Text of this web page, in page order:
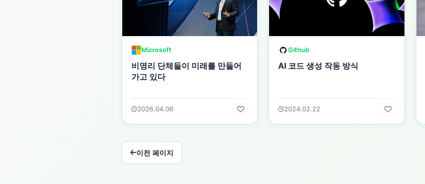
Microsoft
비영리 단체들이 미래를 만들어
가고 있다
2026.04.06
Github
AI 코드 생성 작동 방식
2024.02.22
이전 페이지